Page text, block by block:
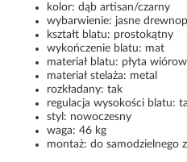
kolor: dąb artisan/czarny
wybarwienie: jasne
kształt blatu: prostokątny
wykończenie blatu: mat
materiał blatu: płyta
materiał stelaża: metal
rozkładany: tak
regulacja wysokości blatu:
styl: nowoczesny
waga: 46 kg
montaż: do samodzielnego